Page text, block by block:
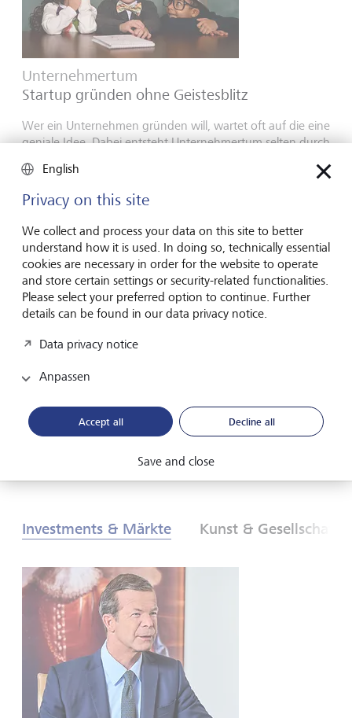
Unternehmertum
Startup gründen ohne Geistesblitz
Wer ein Unternehmen gründen will, wartet oft auf die eine
geniale Idee. Dabei entsteht Unternehmertum selten durch
Mut.
16. Juli 2026
Global Investment Outlook
Halbjahr 2026: am Ereignishorizont
Die Weltwirtschaft befindet sich im Übergang zu einer
Anlegerinnen und Anleger? Finden Sie es heraus - in
Investments & Märkte Kunst & Gesellschaft
English
Privacy on this site
We collect and process your data on this site to better
understand how it is used. In doing so, technically essential
cookies are necessary in order for the website to operate
and store certain settings or security-related functionalities.
Please select your preferred option to continue. Further
details can be found in our data privacy notice.
Data privacy notice
Anpassen
Accept all Decline all
Save and close